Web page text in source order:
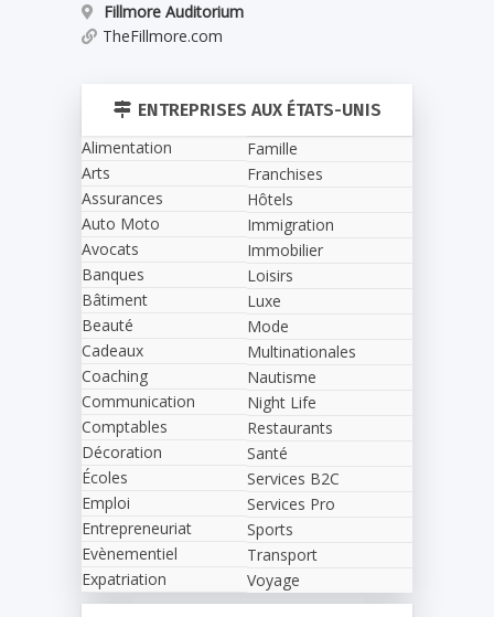
Fillmore Auditorium
TheFillmore.com
ENTREPRISES AUX ÉTATS-UNIS
Alimentation
Arts
Assurances
Auto Moto
Avocats
Banques
Bâtiment
Beauté
Cadeaux
Coaching
Communication
Comptables
Décoration
Écoles
Emploi
Entrepreneuriat
Evènementiel
Expatriation
Famille
Franchises
Hôtels
Immigration
Immobilier
Loisirs
Luxe
Mode
Multinationales
Nautisme
Night Life
Restaurants
Santé
Services B2C
Services Pro
Sports
Transport
Voyage